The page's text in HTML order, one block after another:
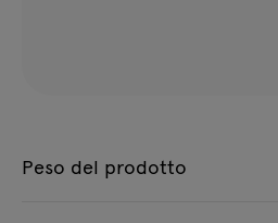
Peso del prodotto